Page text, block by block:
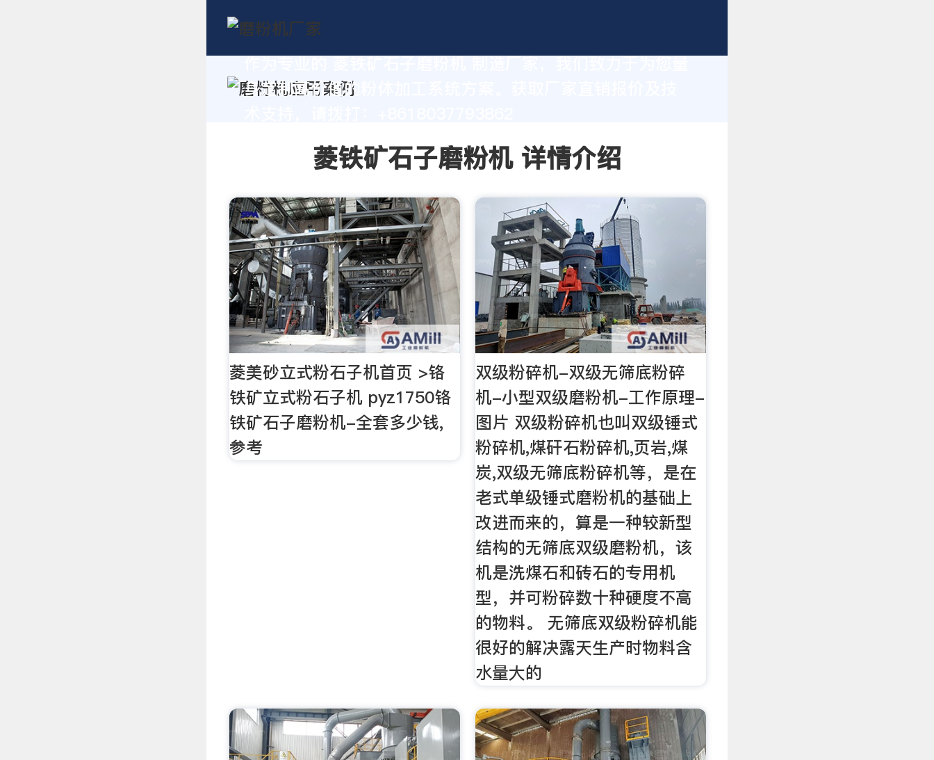
身定制高价值的粉体加工系统方案。获取厂家直销报价及技
菱铁矿石子磨粉机 详情介绍
菱美砂立式粉石子机首页 >铬
铁矿立式粉石子机 pyz1750铬
铁矿石子磨粉机-全套多少钱,
参考
双级粉碎机-双级无筛底粉碎
机-小型双级磨粉机-工作原理-
图片 双级粉碎机也叫双级锤式
粉碎机,煤矸石粉碎机,页岩,煤
炭,双级无筛底粉碎机等，是在
老式单级锤式磨粉机的基础上
改进而来的，算是一种较新型
结构的无筛底双级磨粉机，该
机是洗煤石和砖石的专用机
型，并可粉碎数十种硬度不高
的物料。 无筛底双级粉碎机能
很好的解决露天生产时物料含
水量大的